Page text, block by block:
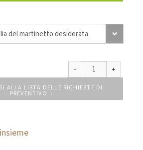
ALLA LISTA DELLE RICHIESTE DI
PREVENTIVO